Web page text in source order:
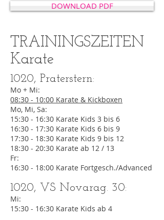
DOWNLOAD PDF
TRAININGSZEITEN
Karate
1020, Praterstern:
Mo + Mi:
08:30 - 10:00 Karate & Kickboxen
Mo, Mi, Sa:
15:30 - 16:30 Karate Kids 3 bis 6
16:30 - 17:30 Karate Kids 6 bis 9
17:30 - 18:30 Karate Kids 9 bis 12
18:30 - 20:30 Karate ab 12 / 13
Fr:
16:30 - 18:00 Karate Fortgesch./Advanced
1020, VS Novarag. 30:
Mi:
15:30 - 16:30 Karate Kids ab 4